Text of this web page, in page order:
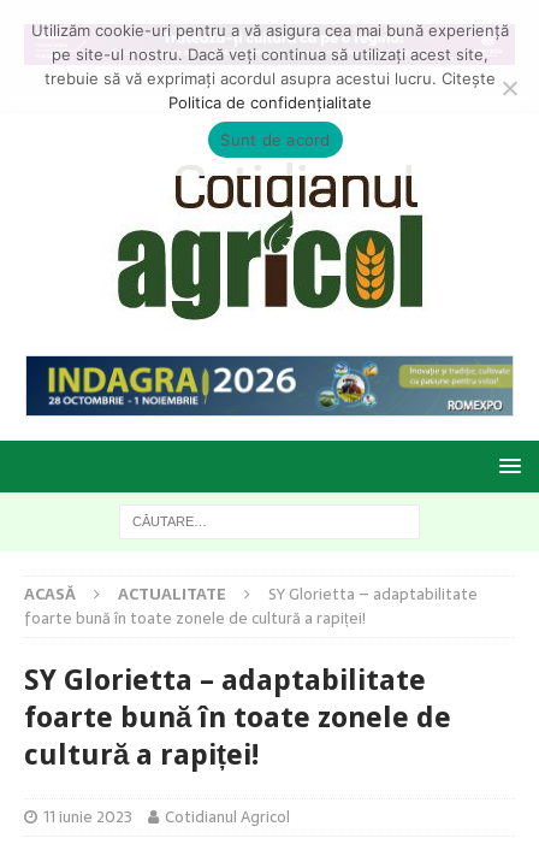
ACASĂ ACTUALITATE
SY Glorietta – adaptabilitate
foarte bună în toate zonele de cultură a rapiței!
SY Glorietta – adaptabilitate
foarte bună în toate zonele de
cultură a rapiței!
11 iunie 2023 Cotidianul Agricol
Utilizăm cookie-uri pentru a vă asigura cea mai bună experiență
pe site-ul nostru. Dacă veți continua să utilizați acest site,
trebuie să vă exprimați acordul asupra acestui lucru. Citește
Politica de confidențialitate
Sunt de acord